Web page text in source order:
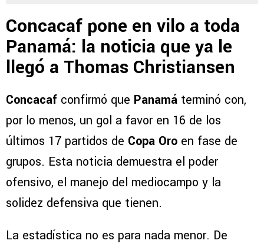
Concacaf pone en vilo a toda
Panamá: la noticia que ya le
llegó a Thomas Christiansen
Concacaf confirmó que Panamá terminó con,
por lo menos, un gol a favor en 16 de los
últimos 17 partidos de Copa Oro en fase de
grupos. Esta noticia demuestra el poder
ofensivo, el manejo del mediocampo y la
solidez defensiva que tienen.
La estadística no es para nada menor. De